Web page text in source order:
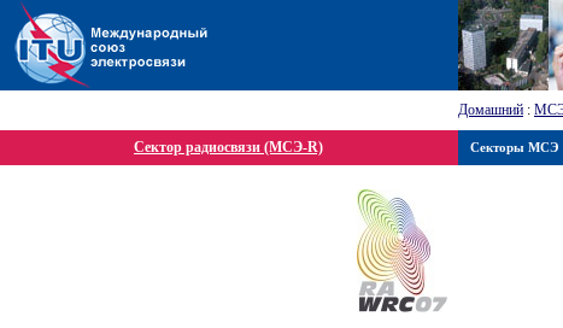
Домашний :
Сектор радиосвязи (МСЭ-R) Секторы МСЭ